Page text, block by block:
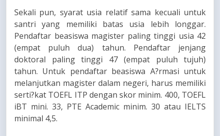
Sekali pun, syarat usia relatif sama kecuali untuk
santri yang memiliki batas usia lebih longgar.
Pendaftar beasiswa magister paling tinggi usia 42
(empat puluh dua) tahun. Pendaftar jenjang
doktoral paling tinggi 47 (empat puluh tujuh)
tahun. Untuk pendaftar beasiswa A?rmasi untuk
melanjutkan magister dalam negeri, harus memiliki
serti?kat TOEFL ITP dengan skor minim. 400, TOEFL
iBT mini. 33, PTE Academic minim. 30 atau IELTS
minimal 4,5.